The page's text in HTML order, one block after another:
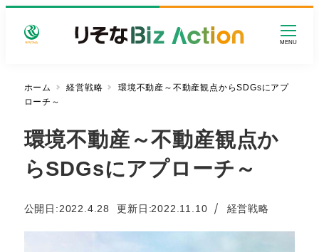
MENU
ホーム 経営戦略
環境不動産～不動産観点からSDGsにアプ
ローチ～
環境不動産～不動産観点か
らSDGsにアプローチ～
公開日:
投稿日
2022.4.28 更新日 2022.11.10 カテゴリー
経営戦略